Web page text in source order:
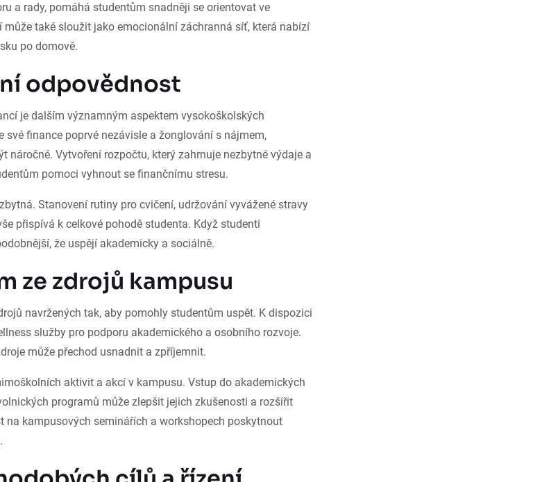
a rady, pomáhá studentům snadněji se orientovat ve
také sloužit jako emocionální záchranná síť, která nabízí
po domově.
odpovědnost
je dalším významným aspektem vysokoškolských
finance poprvé nezávisle a žonglování s nájmem,
náročné. Vytvoření rozpočtu, který zahrnuje nezbytné výdaje a
pomoci vyhnout se finančnímu stresu.
Stanovení rutiny pro cvičení, udržování vyvážené stravy
přispívá k celkové pohodě studenta. Když studenti
že uspějí akademicky a sociálně.
ze zdrojů kampusu
navržených tak, aby pomohly studentům uspět. K dispozici
služby pro podporu akademického a osobního rozvoje.
může přechod usnadnit a zpříjemnit.
aktivit a akcí v kampusu. Vstup do akademických
programů může zlepšit jejich zkušenosti a rozšířit
na kampusových seminářích a workshopech poskytnout